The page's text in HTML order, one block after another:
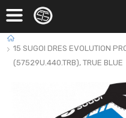
15 SUGOI DRES EVOLUTION
(57529U.440.TRB), TRUE BLUE